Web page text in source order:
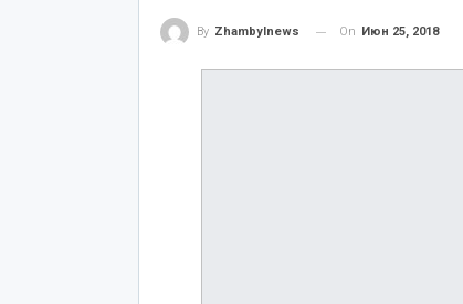
By Zhambylnews On Июн 25, 2018